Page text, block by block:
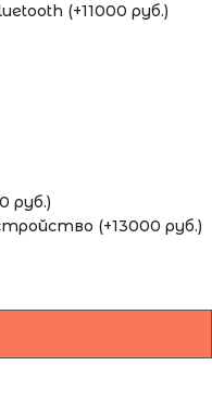
(+11000 руб.)
руб.)
(+13000 руб.)